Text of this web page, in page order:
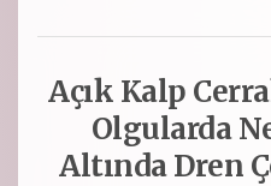
Açık Kalp
Olgularda
Altında Dren